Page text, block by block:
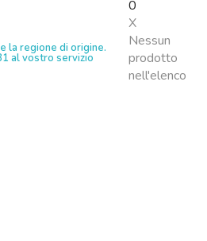
la regione di origine.
al vostro servizio
0
X
Nessun
prodotto
nell'elenco